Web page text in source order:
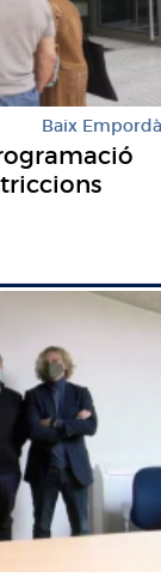
Baix Empordà